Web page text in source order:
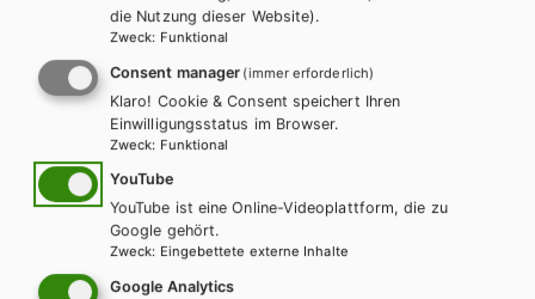
LEHRERSERVICE
Karin Ritz
+ 43 1 403 77 77 70
karin.ritz@hpt.at
die Nutzung dieser Website).
Zweck: Funktional
Consent manager (immer erforderlich)
Klaro! Cookie & Consent speichert Ihren
Einwilligungsstatus im Browser.
Zweck: Funktional
YouTube
YouTube ist eine Online-Videoplattform, die zu
Google gehört.
Zweck: Eingebettete externe Inhalte
Google Analytics